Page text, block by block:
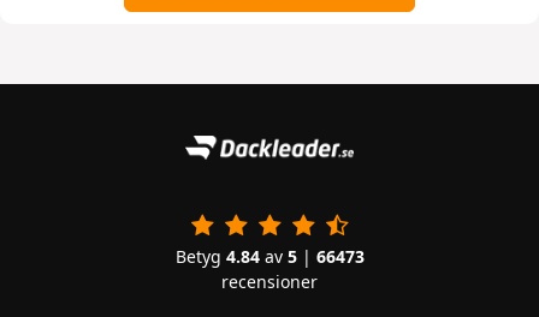
Betyg 4.84av 5| 66473
recensioner